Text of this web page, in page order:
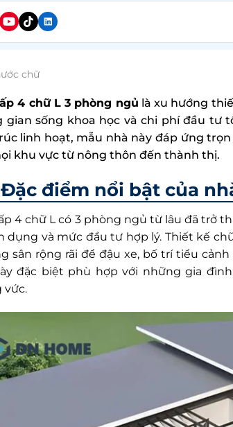
chữ
4 chữ L 3 phòng ngủ là xu hướng
gian sống khoa học và chi phí đầu tư
linh hoạt, mẫu nhà này đáp ứng
khu vực từ nông thôn đến thành thị.
Đặc điểm nổi bật của
4 chữ L có 3 phòng ngủ từ lâu đã trở
dụng và mức đầu tư hợp lý. Thiết kế
sân rộng rãi để đậu xe, bố trí tiểu
đặc biệt phù hợp với những gia
vức.